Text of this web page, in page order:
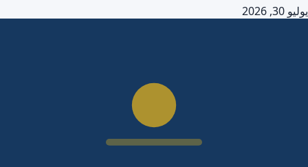
يوليو 30, 2026